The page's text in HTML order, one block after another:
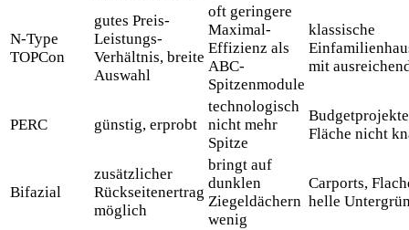
N-Type
TOPCon
gutes Preis-
Leistungs-
Verhältnis, breite
Auswahl
oft geringere
Maximal-
Effizienz als
ABC-
Spitzenmodule
klassische
mit
PERC günstig, erprobt
technologisch
nicht mehr
Spitze
Fläche nicht
Bifazial
zusätzlicher
Rückseitenertrag
möglich
bringt auf
dunklen
Ziegeldächern
wenig
Carports,
helle